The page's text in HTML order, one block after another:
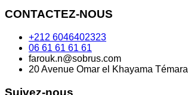
CONTACTEZ-NOUS
+212 6046402323
06 61 61 61 61
farouk.n@sobrus.com
20 Avenue Omar el Khayama Témara
Suivez-nous